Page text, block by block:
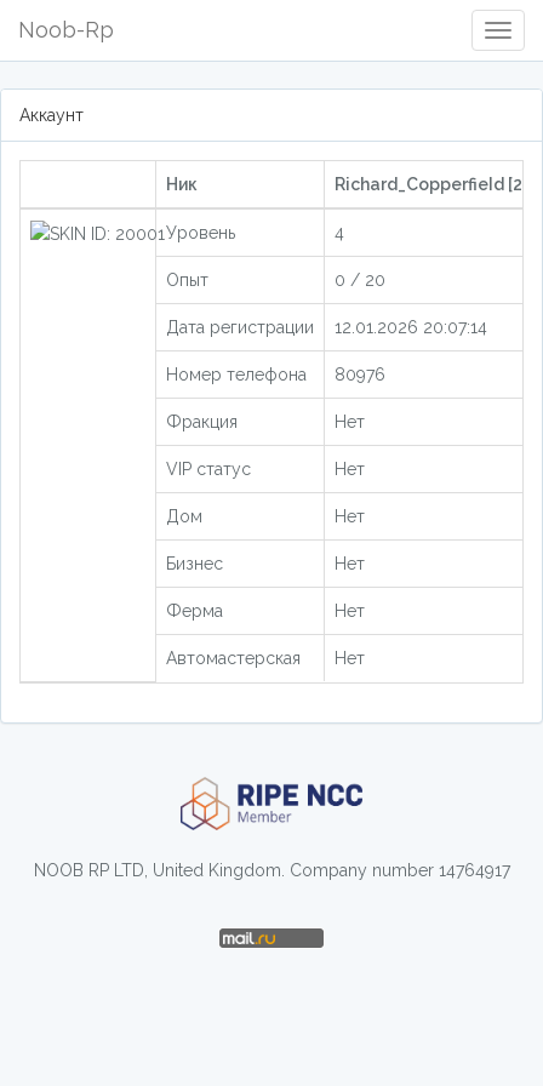
Noob-Rp
Аккаунт
Ник Richard_CopperfieId
Уровень 4
Опыт 0 / 20
Дата регистрации 12.01.2026 20:07:14
Номер телефона 80976
Фракция Нет
VIP статус Нет
Дом Нет
Бизнес Нет
Ферма Нет
Автомастерская Нет
NOOB RP LTD, United Kingdom. Company number 14764917